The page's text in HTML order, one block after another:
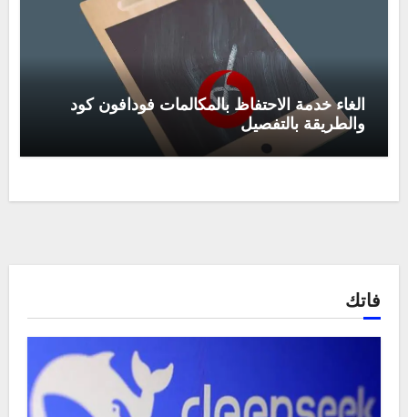
الغاء خدمة الاحتفاظ بالمكالمات فودافون كود
والطريقة بالتفصيل
فاتك